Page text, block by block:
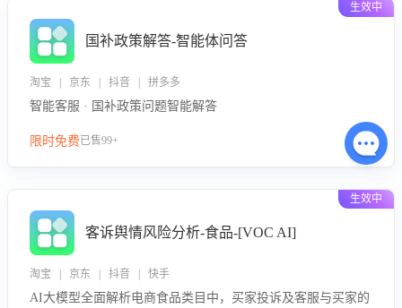
生效中
国补政策解答-智能体问答
淘宝 | 京东 | 抖音 | 拼多多
智能客服 · 国补政策问题智能解答
限时免费已售99+
生效中
客诉舆情风险分析-食品-[VOC AI]
淘宝 | 京东 | 抖音 | 快手
AI大模型全面解析电商食品类目中，买家投诉及客服与买家的